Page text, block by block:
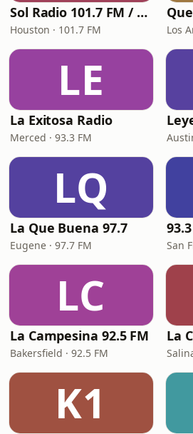
Sol Radio 101.7 FM / 106.9 HD3
Houston · 101.7 FM Los
LE
La Exitosa Radio
Merced · 93.3 FM
LQ
La Que Buena 97.7
Eugene · 97.7 FM San
LC
La Campesina 92.5 FM
Bakersfield · 92.5 FM
K1